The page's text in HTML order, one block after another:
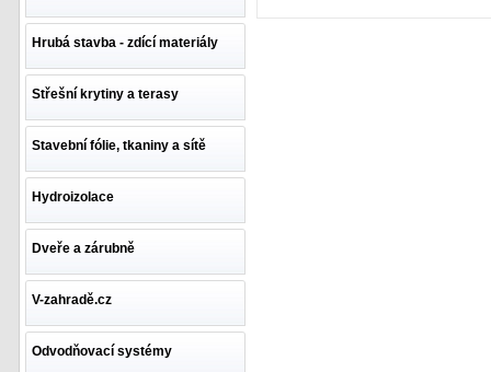
Hrubá stavba - zdící materiály
Střešní krytiny a terasy
Stavební fólie, tkaniny a sítě
Hydroizolace
Dveře a zárubně
V-zahradě.cz
Odvodňovací systémy